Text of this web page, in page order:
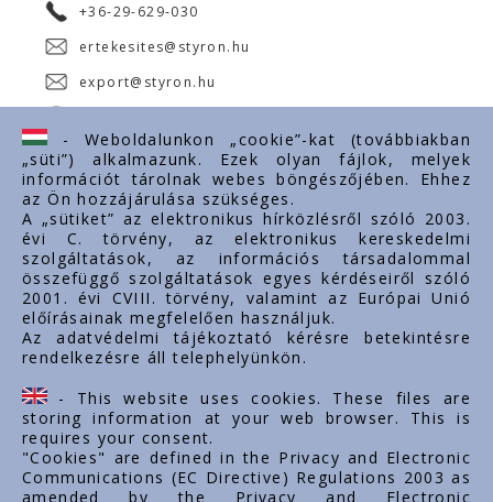
+36-29-629-030
ertekesites@styron.hu
export@styron.hu
Fontos linkek
Rólunk
Dokumentumok
Kapcsolat
Karrier
Cég adatok
Tárhely adatok
Támogatások
- Weboldalunkon „cookie”-kat (továbbiakban
„süti”) alkalmazunk. Ezek olyan fájlok, melyek
információt tárolnak webes böngészőjében. Ehhez
az Ön hozzájárulása szükséges.
A „sütiket” az elektronikus hírközlésről szóló 2003.
évi C. törvény, az elektronikus kereskedelmi
szolgáltatások, az információs társadalommal
összefüggő szolgáltatások egyes kérdéseiről szóló
2001. évi CVIII. törvény, valamint az Európai Unió
előírásainak megfelelően használjuk.
Az adatvédelmi tájékoztató kérésre betekintésre
rendelkezésre áll telephelyünkön.
- This website uses cookies. These files are
storing information at your web browser. This is
requires your consent.
"Cookies" are defined in the Privacy and Electronic
Communications (EC Directive) Regulations 2003 as
amended by the Privacy and Electronic